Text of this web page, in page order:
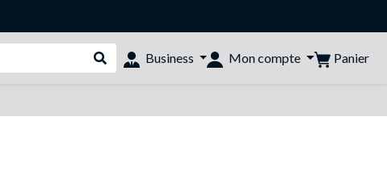
Rechercher dans le shop
Business Mon compte Panier